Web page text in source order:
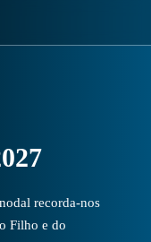
recorda-nos
Filho e do